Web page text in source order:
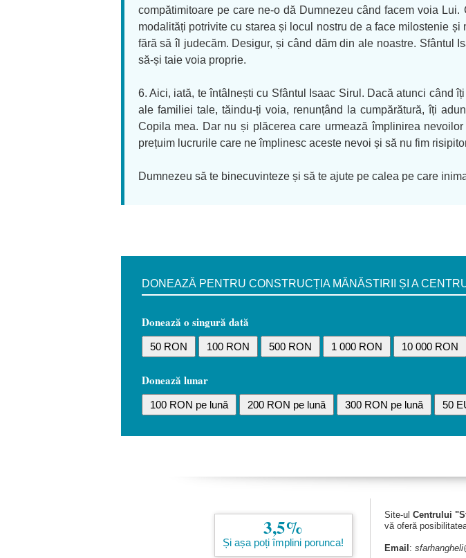
compătimitoare pe care ne-o dă Dumnezeu când facem voia
modalități potrivite cu starea și locul nostru de a face milostenie
fără să îl judecăm. Desigur, și când dăm din ale noastre. Sfântul
să-și taie voia proprie.
6. Aici, iată, te întâlnești cu Sfântul Isaac Sirul. Dacă atunci când
ale familiei tale, tăindu-ți voia, renunțând la cumpărătură, îți
Copila mea. Dar nu și plăcerea care urmează împlinirea
prețuim lucrurile care ne împlinesc aceste nevoi și să nu fim
Dumnezeu să te binecuvinteze și să te ajute pe calea pe care
DONEAZĂ PENTRU CONSTRUCȚIA MĂNĂSTIRII ȘI A
Donează o singură dată
50 RON 100 RON 500 RON 1 000 RON 10 000 RON
Donează lunar
100 RON pe lună 200 RON pe lună 300 RON pe lună 50
3,5%
Și așa poți împlini porunca!
Site-ul Centrului
vă oferă
Email :